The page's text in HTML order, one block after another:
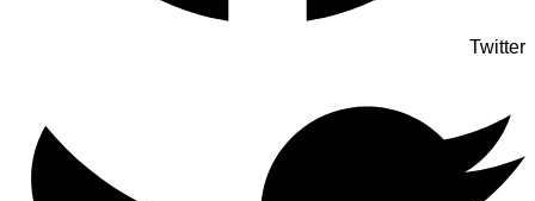
Twitter